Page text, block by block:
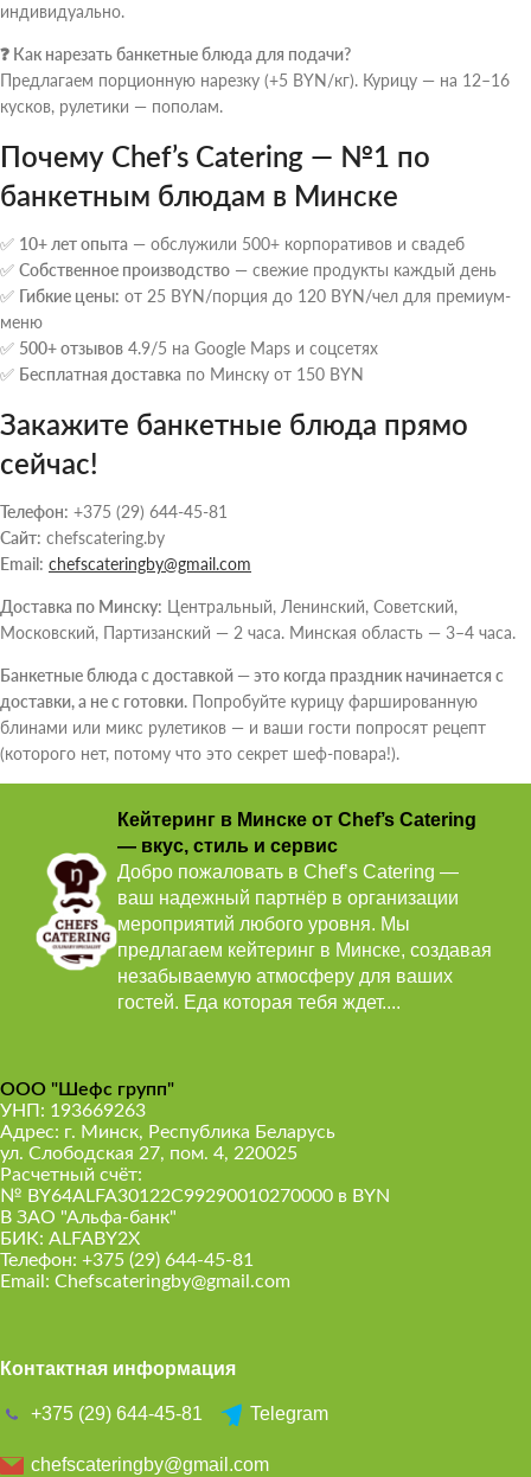
индивидуально.
❓ Как нарезать банкетные блюда для подачи?
Предлагаем порционную нарезку (+5 BYN/кг). Курицу — на 12–16
кусков, рулетики — пополам.
Почему Chef’s Catering — №1 по
банкетным блюдам в Минске
✅ 10+ лет опыта — обслужили 500+ корпоративов и свадеб
✅ Собственное производство — свежие продукты каждый день
✅ Гибкие цены: от 25 BYN/порция до 120 BYN/чел для премиум-
меню
✅ 500+ отзывов 4.9/5 на Google Maps и соцсетях
✅ Бесплатная доставка по Минску от 150 BYN
Закажите банкетные блюда прямо
сейчас!
Телефон: +375 (29) 644-45-81
Сайт: chefscatering.by
Email: chefscateringby@gmail.com
Доставка по Минску: Центральный, Ленинский, Советский,
Московский, Партизанский — 2 часа. Минская область — 3–4 часа.
Банкетные блюда с доставкой — это когда праздник начинается с
доставки, а не с готовки. Попробуйте курицу фаршированную
блинами или микс рулетиков — и ваши гости попросят рецепт
(которого нет, потому что это секрет шеф-повара!).
Кейтеринг в Минске от Chef’s Catering
— вкус, стиль и сервис
Добро пожаловать в Chef’s Catering —
ваш надежный партнёр в организации
мероприятий любого уровня. Мы
предлагаем кейтеринг в Минске, создавая
незабываемую атмосферу для ваших
гостей. Еда которая тебя ждет....
ООО "Шефс групп"
УНП: 193669263
Адрес: г. Минск, Республика Беларусь
ул. Слободская 27, пом. 4, 220025
Расчетный счёт:
№ BY64ALFA30122C99290010270000 в BYN
В ЗАО "Альфа-банк"
БИК: ALFABY2X
Телефон: +375 (29) 644-45-81
Email: Chefscateringby@gmail.com
Контактная информация
+375 (29) 644-45-81 Telegram
chefscateringby@gmail.com